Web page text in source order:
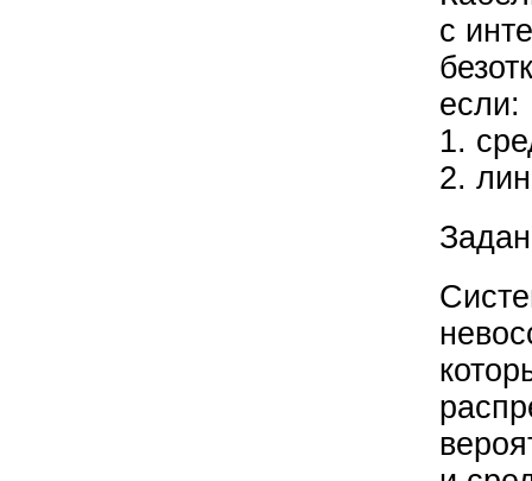
с
если:
1.
2.